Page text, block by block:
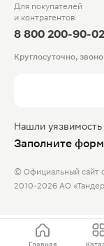
Для покупателей
и контрагентов
8 800 200-90-02
Круглосуточно,
Нашли уязвимость
Заполните
© Официальный сайт
2010-2026 АО
Главная